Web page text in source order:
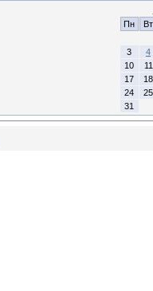
Пн
Вт
3
4
10
11
17
18
24
25
31